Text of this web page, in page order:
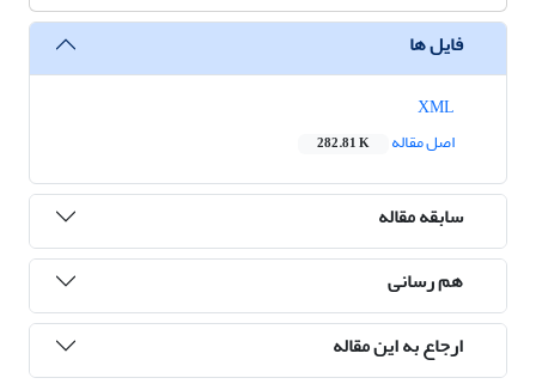
فایل ها
اصل مقاله
282.81 K
سابقه مقاله
هم رسانی
ارجاع به این مقاله